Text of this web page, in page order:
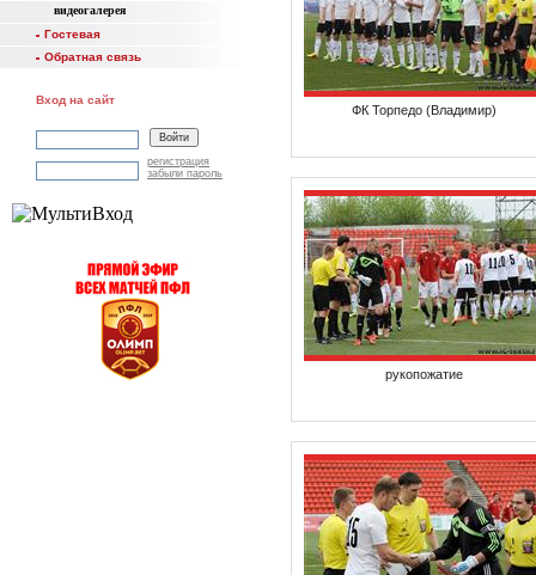
видеогалерея
Гостевая
Обратная связь
Вход на сайт
регистрация
забыли пароль
ФК Торпедо (Владимир)
рукопожатие